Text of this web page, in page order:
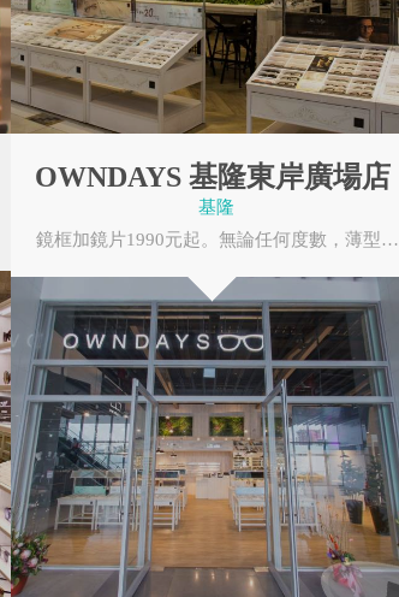
OWNDAYS 基隆東岸廣場店
基隆
鏡框加鏡片1990元起。無論任何度數，薄型非球面鏡片無需任何追加費用。OWNDAYS的眼鏡皆由本...